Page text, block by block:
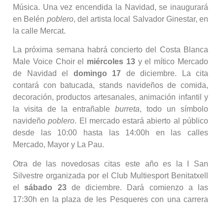
Música. Una vez encendida la Navidad, se inaugurará
en Belén poblero, del artista local Salvador Ginestar, en
la calle Mercat.
La próxima semana habrá concierto del Costa Blanca
Male Voice Choir el miércoles 13y el mítico Mercado
de Navidad el domingo 17 de diciembre. La cita
contará con batucada, stands navideños de comida,
decoración, productos artesanales, animación infantil y
la visita de la entrañable burreta, todo un símbolo
navideñopoblero. El mercado estará abierto al público
desde las 10:00 hasta las 14:00h en las calles
Mercado, Mayor y La Pau.
Otra de las novedosas citas este año es la I San
Silvestre organizada por el Club Multiesport Benitatxell
elsábado 23de diciembre. Dará comienzo a las
17:30h en la plaza de les Pesqueres con una carrera